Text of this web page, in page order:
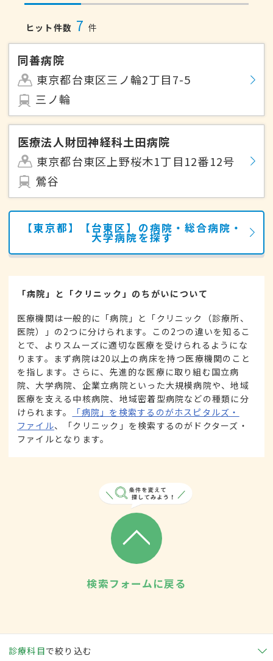
ヒット件数 7 件
同善病院
東京都台東区三ノ輪2丁目7-5
三ノ輪
医療法人財団神経科土田病院
東京都台東区上野桜木1丁目12番12号
鶯谷
【東京都】【台東区】の病院・総合病院・
大学病院を探す
「病院」と「クリニック」のちがいについて
医療機関は一般的に「病院」と「クリニック（診療所、
医院）」の2つに分けられます。この2つの違いを知るこ
とで、よりスムーズに適切な医療を受けられるようにな
ります。まず病院は20以上の病床を持つ医療機関のこと
を指します。さらに、先進的な医療に取り組む国立病
院、大学病院、企業立病院といった大規模病院や、地域
医療を支える中核病院、地域密着型病院などの種類に分
けられます。
「病院」を検索するのがホスピタルズ・
ファイル、「クリニック」を検索するのがドクターズ・
ファイルとなります。
検索フォームに戻る
診療科目で絞り込む